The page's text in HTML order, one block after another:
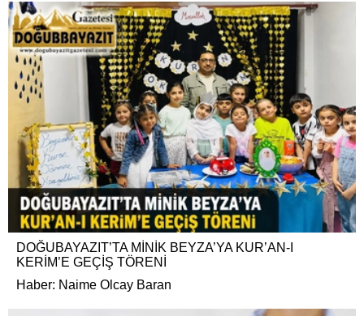
DOĞUBAYAZIT’TA MİNİK BEYZA’YA KUR’AN-I
KERİM’E GEÇİŞ TÖRENİ
Haber: Naime Olcay Baran